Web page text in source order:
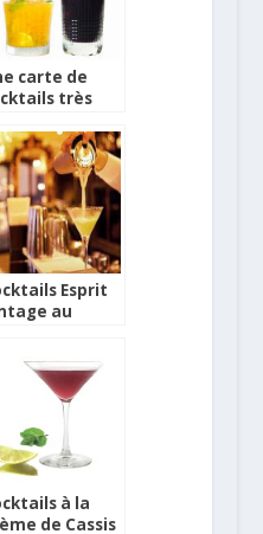
carte de
très
Esprit
au
à la
de Cassis